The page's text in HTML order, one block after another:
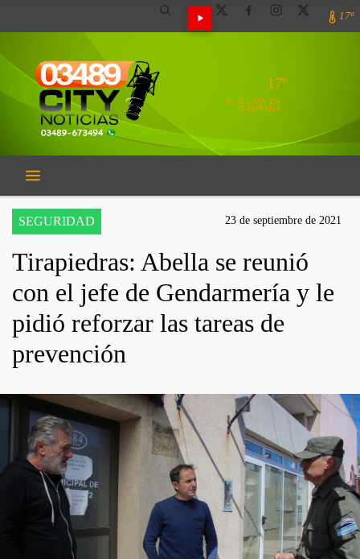
17º
17º
EL CLIMA EN
CAMPANA
SEGURIDAD 23 de septiembre de 2021
Tirapiedras: Abella se reunió
con el jefe de Gendarmería y le
pidió reforzar las tareas de
prevención